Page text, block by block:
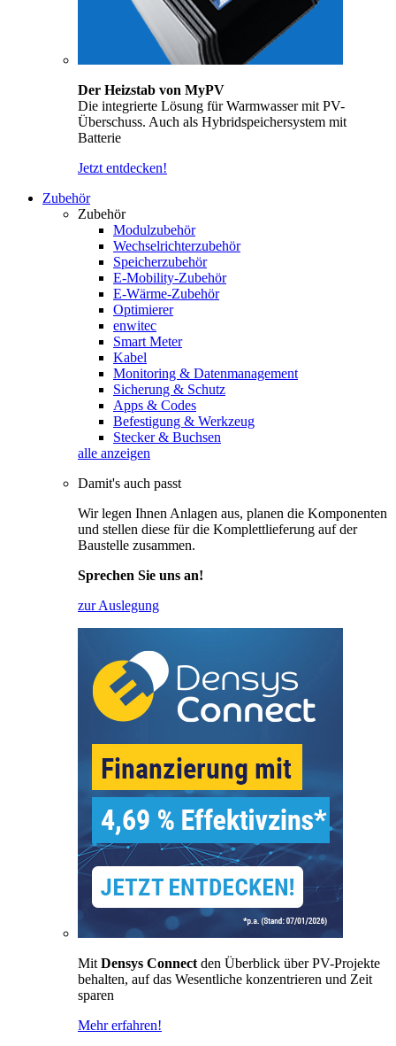
Der Heizstab von MyPV
Die integrierte Lösung für Warmwasser mit PV-
Überschuss. Auch als Hybridspeichersystem mit
Batterie
Jetzt entdecken!
Zubehör
Zubehör
Modulzubehör
Wechselrichterzubehör
Speicherzubehör
E-Mobility-Zubehör
E-Wärme-Zubehör
Optimierer
enwitec
Smart Meter
Kabel
Monitoring & Datenmanagement
Sicherung & Schutz
Apps & Codes
Befestigung & Werkzeug
Stecker & Buchsen
alle anzeigen
Damit's auch passt
Wir legen Ihnen Anlagen aus, planen die Komponenten
und stellen diese für die Komplettlieferung auf der
Baustelle zusammen.
Sprechen Sie uns an!
zur Auslegung
Mit Densys Connect den Überblick über PV-Projekte
behalten, auf das Wesentliche konzentrieren und Zeit
sparen
Mehr erfahren!